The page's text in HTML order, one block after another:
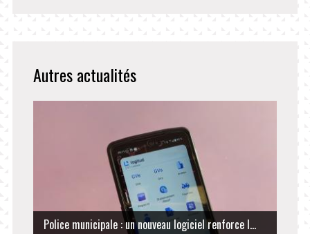
Autres actualités
Police municipale : un nouveau logiciel renforce l...